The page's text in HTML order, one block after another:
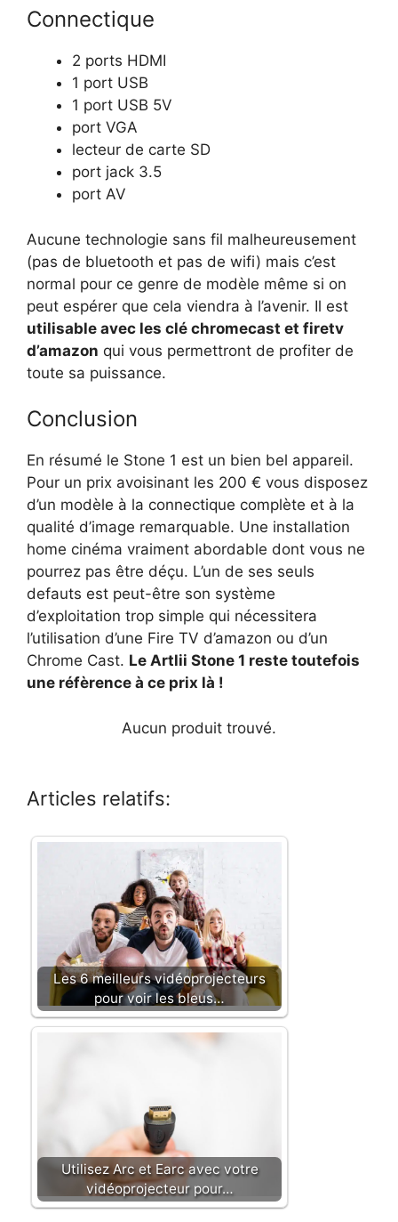
Connectique
2 ports HDMI
1 port USB
1 port USB 5V
port VGA
lecteur de carte SD
port jack 3.5
port AV
Aucune technologie sans fil malheureusement
(pas de bluetooth et pas de wifi) mais c’est
normal pour ce genre de modèle même si on
peut espérer que cela viendra à l’avenir. Il est
utilisable avec les clé chromecast et firetv
d’amazon qui vous permettront de profiter de
toute sa puissance.
Conclusion
En résumé le Stone 1 est un bien bel appareil.
Pour un prix avoisinant les 200 € vous disposez
d’un modèle à la connectique complète et à la
qualité d’image remarquable. Une installation
home cinéma vraiment abordable dont vous ne
pourrez pas être déçu. L’un de ses seuls
defauts est peut-être son système
d’exploitation trop simple qui nécessitera
l’utilisation d’une Fire TV d’amazon ou d’un
Chrome Cast. Le Artlii Stone 1 reste toutefois
une réfèrence à ce prix là !
Aucun produit trouvé.
Articles relatifs:
Les 6 meilleurs vidéoprojecteurs
pour voir les bleus…
Utilisez Arc et Earc avec votre
vidéoprojecteur pour…